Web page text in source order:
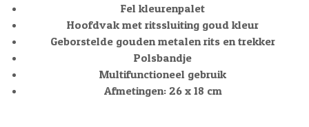
Fel kleurenpalet
Hoofdvak met ritssluiting goud kleur
Geborstelde gouden metalen rits en trekker
Polsbandje
Multifunctioneel gebruik
Afmetingen: 26 x 18 cm